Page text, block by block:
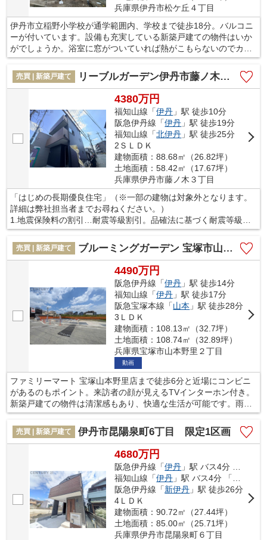
兵庫県伊丹市松ケ丘４丁目
伊丹市立稲野小学校が通学範囲内、学校まで徒歩18分。バルコニ
ーが付いています。設備も充実している新築戸建ての物件はいか
がでしょうか。浴室に窓がついていれば熱がこもらないのでカビ
になりません。生活環境が整った伊丹市なら、きっと充実した生
活が送れるでしょう。不動産購入をお考えであれば、お気軽にお
問い合わせください。
売買 | 新築戸建て リーブルガーデン伊丹市藤ノ木 限定1区画
4380万円
福知山線「伊丹 」駅 徒歩10分
阪急伊丹線「伊丹 」駅 徒歩19分
福知山線「北伊丹 」駅 徒歩25分
2ＳＬＤＫ
建物面積：88.68㎡（26.82坪）
土地面積：58.42㎡（17.67坪）
兵庫県伊丹市藤ノ木３丁目
「はじめの長期優良住宅」（※一部の建物は対象外となります。
詳細は弊社担当者までお尋ねください。）
1.地震保険料の割引…耐震等級割引。品確法に基づく耐震等級を
有している建物は割引がございます。
2.住宅ローンの金利引き下げ ○フラット35S（金利Aタイプ）及
び維持保全型…フラット35の借入金利から当初5年間金利引き下
げ ○フラット50…最長50年の全期間固定金利の住宅ローン
3.子育てエコホーム支援事業の補助金…1住戸につき最大100万円
の補助金（※条件・予算上限による締切あり）
4.各種税の特例措置…住宅ローン減税をはじめ様々な軽減措置あ
り（※条件・期限あり）
「はじめの超ドいい性能」…住宅性能評価5分野7項目で最高等級
を標準化
1.構造の安定 ◇構造躯体の倒壊等防止・構造躯体の損傷防止①
耐震等級3（倒壊等防止）②耐震等級3（損傷防止） ◇暴風時に
どの程度耐えられるか・倒壊や崩壊しない程度 ③耐風等級2
2.劣化の軽減 ◇3世代まで住める耐久性のある家75～90年 ④
劣化対策等級3
3.維持管理 ◇点検や清掃、補修のしやすさ・日常的な維持管理
4.温熱環境やエネルギー消費量 ◇アルミ樹脂複合サッシ・Low-
E複層ガラス 耐熱等性能等級5（※最高等級ではありません。
◇暖冷房、換気、給湯、照明などの省エネ性能・一次エネルギー
消費量削減のための対策 ⑥一次エネルギー消費量等級6（ZEH相
当水準※創エネ設備を除く）
5.空気環境 ◇内装、天井裏からのホルムアルデヒドの発散量の
少なさ・居室の換気がしっかりできているか ⑦ホルムアルデヒ
ド発散等級3
売買 | 新築戸建て ブルーミングガーデン 宝塚市山本野里2丁目 全4区画
4490万円
阪急伊丹線「伊丹 」駅 徒歩14分
福知山線「伊丹 」駅 徒歩17分
阪急宝塚本線「山本 」駅 徒歩28分
3ＬＤＫ
建物面積：108.13㎡（32.7坪）
土地面積：108.74㎡（32.89坪）
兵庫県宝塚市山本野里２丁目
動画
ファミリーマート 宝塚山本野里店まで徒歩6分と近場にコンビニ
があるのもポイント。来訪者の顔が見えるTVインターホン付き。
新築戸建ての物件は清潔感もあり、快適な生活が可能です。雨の
日で濡れた上着や傘もすぐに乾燥できる、浴室乾燥機付きの物件
です。不動産購入で失敗しないように、豊富な経験と知識を持つ
当社がしっかりとサポートを行います。ご希望の条件がございま
したら、当社スタッフにお聞かせください。
売買 | 新築戸建て 伊丹市昆陽泉町6丁目 限定1区画
4680万円
阪急伊丹線「伊丹 」駅 バス4分 「小井内」 停歩4分
福知山線「伊丹 」駅 バス4分 「小井内」 停歩10分
阪急伊丹線「新伊丹 」駅 徒歩26分
4ＬＤＫ
建物面積：90.72㎡（27.44坪）
土地面積：85.00㎡（25.71坪）
兵庫県伊丹市昆陽泉町６丁目